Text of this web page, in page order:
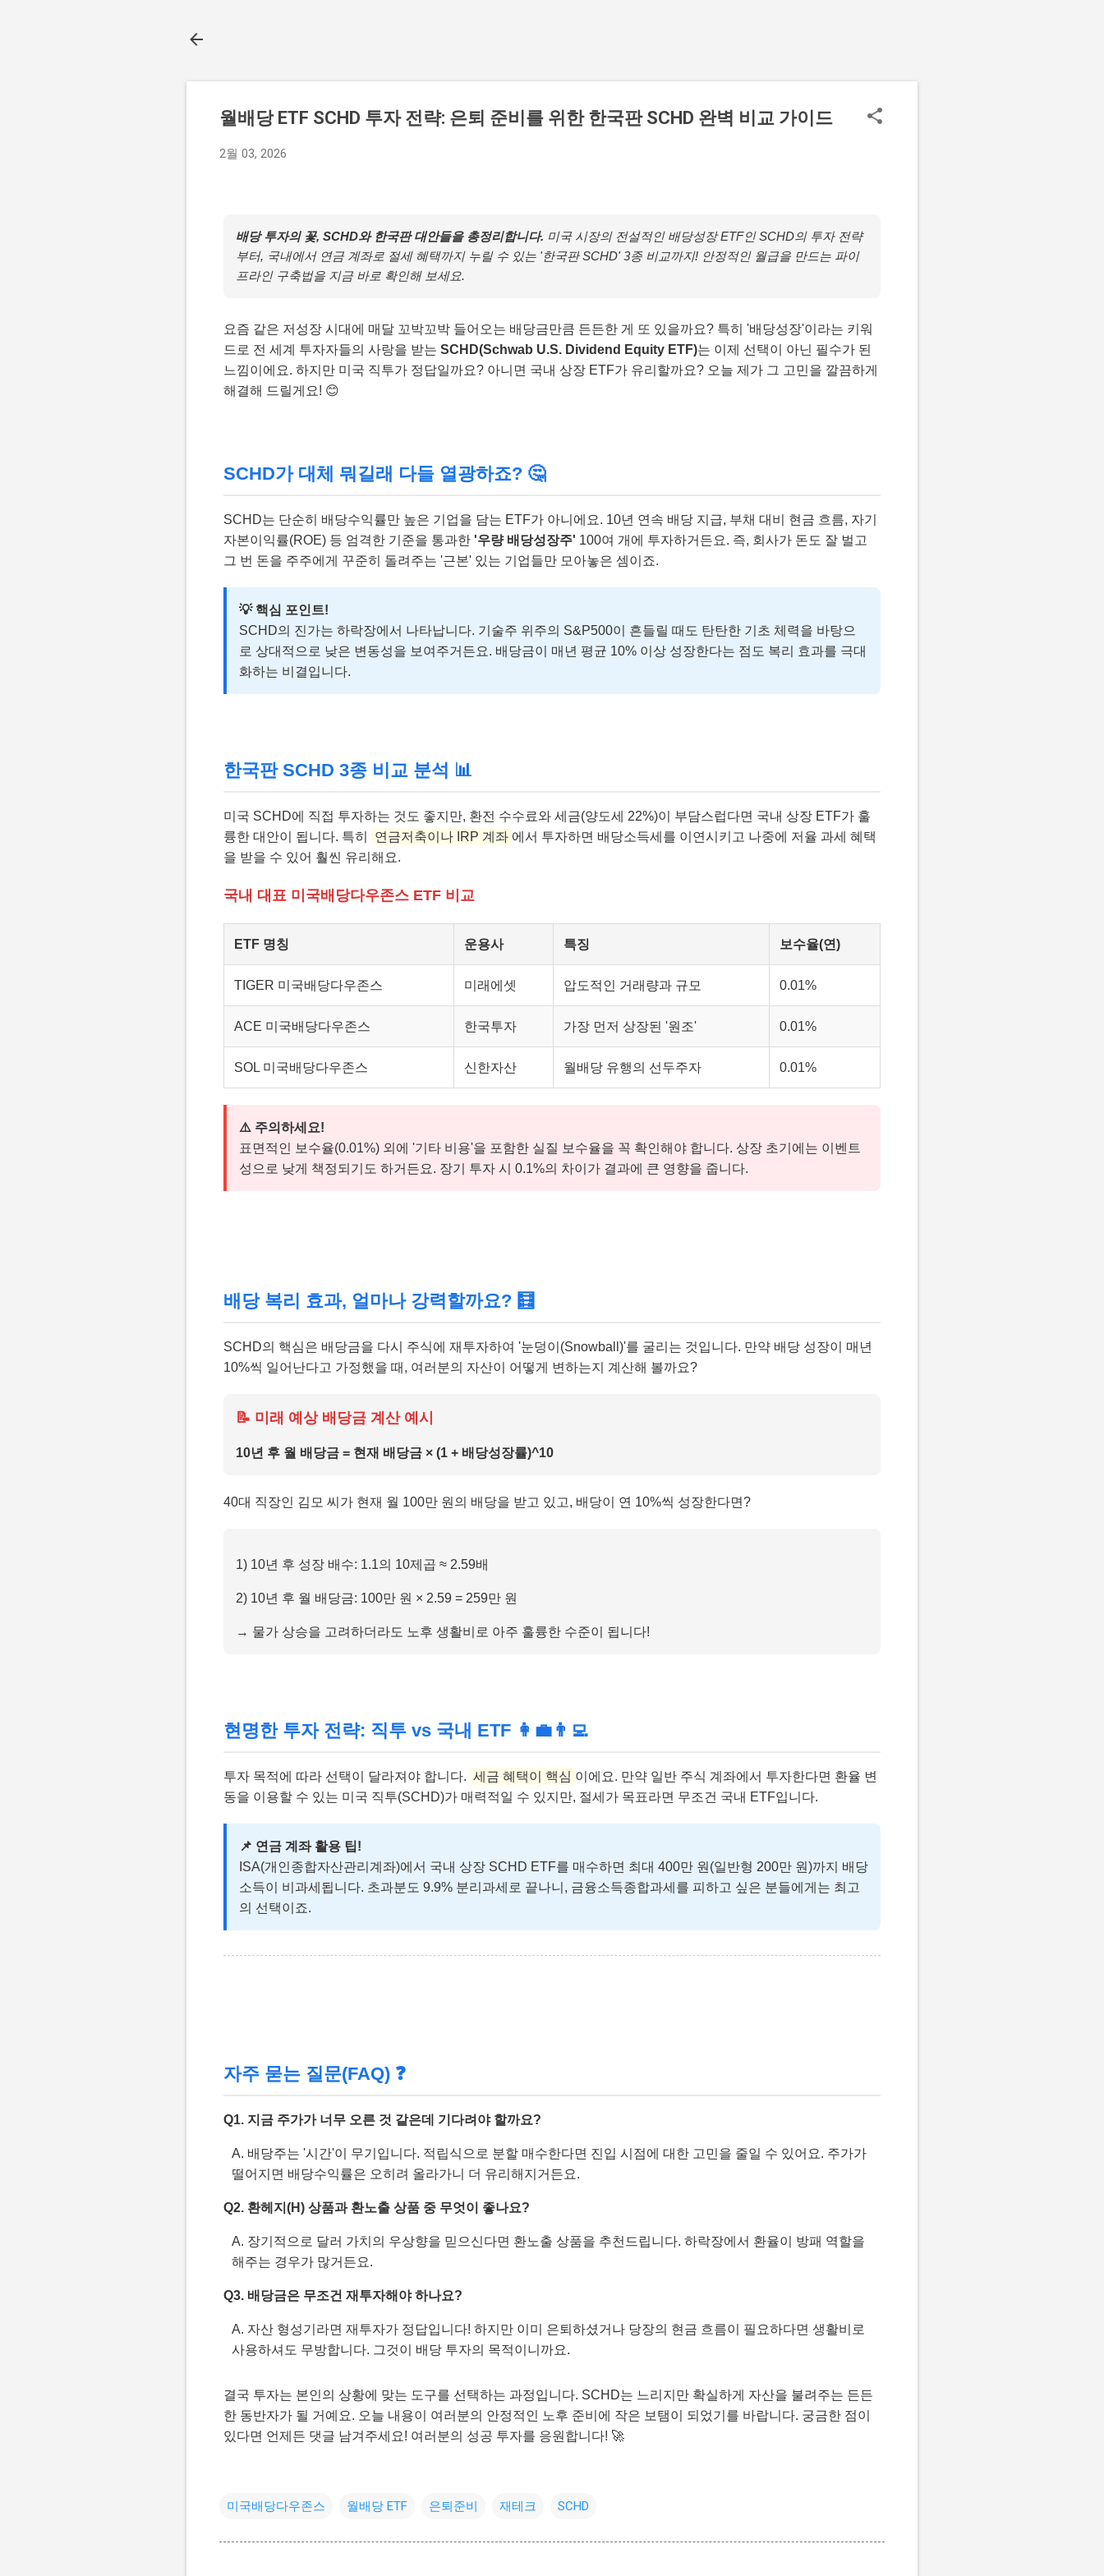
월배당 ETF SCHD 투자 전략: 은퇴 준비를 위한 한국판 SCHD 완벽 비교 가이드
2월 03, 2026
배당 투자의 꽃, SCHD와 한국판 대안들을 총정리합니다. 미국 시장의 전설적인 배당성장 ETF인 SCHD의 투자 전략
부터, 국내에서 연금 계좌로 절세 혜택까지 누릴 수 있는 '한국판 SCHD' 3종 비교까지! 안정적인 월급을 만드는 파이
프라인 구축법을 지금 바로 확인해 보세요.
요즘 같은 저성장 시대에 매달 꼬박꼬박 들어오는 배당금만큼 든든한 게 또 있을까요? 특히 '배당성장'이라는 키워
드로 전 세계 투자자들의 사랑을 받는 SCHD(Schwab U.S. Dividend Equity ETF)는 이제 선택이 아닌 필수가 된
느낌이에요. 하지만 미국 직투가 정답일까요? 아니면 국내 상장 ETF가 유리할까요? 오늘 제가 그 고민을 깔끔하게
해결해 드릴게요! 😊
SCHD가 대체 뭐길래 다들 열광하죠? 🤔
SCHD는 단순히 배당수익률만 높은 기업을 담는 ETF가 아니에요. 10년 연속 배당 지급, 부채 대비 현금 흐름, 자기
자본이익률(ROE) 등 엄격한 기준을 통과한 '우량 배당성장주' 100여 개에 투자하거든요. 즉, 회사가 돈도 잘 벌고
그 번 돈을 주주에게 꾸준히 돌려주는 '근본' 있는 기업들만 모아놓은 셈이죠.
💡 핵심 포인트!
SCHD의 진가는 하락장에서 나타납니다. 기술주 위주의 S&P500이 흔들릴 때도 탄탄한 기초 체력을 바탕으
로 상대적으로 낮은 변동성을 보여주거든요. 배당금이 매년 평균 10% 이상 성장한다는 점도 복리 효과를 극대
화하는 비결입니다.
한국판 SCHD 3종 비교 분석 📊
미국 SCHD에 직접 투자하는 것도 좋지만, 환전 수수료와 세금(양도세 22%)이 부담스럽다면 국내 상장 ETF가 훌
륭한 대안이 됩니다. 특히
연금저축이나 IRP 계좌 에서 투자하면 배당소득세를 이연시키고 나중에 저율 과세 혜택
을 받을 수 있어 훨씬 유리해요.
국내 대표 미국배당다우존스 ETF 비교
ETF 명칭 운용사 특징 보수율(연)
TIGER 미국배당다우존스 미래에셋 압도적인 거래량과 규모 0.01%
ACE 미국배당다우존스 한국투자 가장 먼저 상장된 '원조' 0.01%
SOL 미국배당다우존스 신한자산 월배당 유행의 선두주자 0.01%
⚠️ 주의하세요!
표면적인 보수율(0.01%) 외에 '기타 비용'을 포함한 실질 보수율을 꼭 확인해야 합니다. 상장 초기에는 이벤트
성으로 낮게 책정되기도 하거든요. 장기 투자 시 0.1%의 차이가 결과에 큰 영향을 줍니다.
배당 복리 효과, 얼마나 강력할까요? 🧮
SCHD의 핵심은 배당금을 다시 주식에 재투자하여 '눈덩이(Snowball)'를 굴리는 것입니다. 만약 배당 성장이 매년
10%씩 일어난다고 가정했을 때, 여러분의 자산이 어떻게 변하는지 계산해 볼까요?
📝 미래 예상 배당금 계산 예시
10년 후 월 배당금 = 현재 배당금 × (1 + 배당성장률)^10
40대 직장인 김모 씨가 현재 월 100만 원의 배당을 받고 있고, 배당이 연 10%씩 성장한다면?
1) 10년 후 성장 배수: 1.1의 10제곱 ≈ 2.59배
2) 10년 후 월 배당금: 100만 원 × 2.59 = 259만 원
→ 물가 상승을 고려하더라도 노후 생활비로 아주 훌륭한 수준이 됩니다!
현명한 투자 전략: 직투 vs 국내 ETF 👩‍💼👨‍💻
투자 목적에 따라 선택이 달라져야 합니다. 세금 혜택이 핵심 이에요. 만약 일반 주식 계좌에서 투자한다면 환율 변
동을 이용할 수 있는 미국 직투(SCHD)가 매력적일 수 있지만, 절세가 목표라면 무조건 국내 ETF입니다.
📌 연금 계좌 활용 팁!
ISA(개인종합자산관리계좌)에서 국내 상장 SCHD ETF를 매수하면 최대 400만 원(일반형 200만 원)까지 배당
소득이 비과세됩니다. 초과분도 9.9% 분리과세로 끝나니, 금융소득종합과세를 피하고 싶은 분들에게는 최고
의 선택이죠.
자주 묻는 질문(FAQ) ❓
Q1. 지금 주가가 너무 오른 것 같은데 기다려야 할까요?
A. 배당주는 '시간'이 무기입니다. 적립식으로 분할 매수한다면 진입 시점에 대한 고민을 줄일 수 있어요. 주가가
떨어지면 배당수익률은 오히려 올라가니 더 유리해지거든요.
Q2. 환헤지(H) 상품과 환노출 상품 중 무엇이 좋나요?
A. 장기적으로 달러 가치의 우상향을 믿으신다면 환노출 상품을 추천드립니다. 하락장에서 환율이 방패 역할을
해주는 경우가 많거든요.
Q3. 배당금은 무조건 재투자해야 하나요?
A. 자산 형성기라면 재투자가 정답입니다! 하지만 이미 은퇴하셨거나 당장의 현금 흐름이 필요하다면 생활비로
사용하셔도 무방합니다. 그것이 배당 투자의 목적이니까요.
결국 투자는 본인의 상황에 맞는 도구를 선택하는 과정입니다. SCHD는 느리지만 확실하게 자산을 불려주는 든든
한 동반자가 될 거예요. 오늘 내용이 여러분의 안정적인 노후 준비에 작은 보탬이 되었기를 바랍니다. 궁금한 점이
있다면 언제든 댓글 남겨주세요! 여러분의 성공 투자를 응원합니다! 🚀
미국배당다우존스 월배당 ETF 은퇴준비 재테크 SCHD